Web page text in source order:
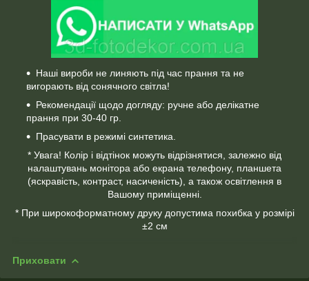
Наші вироби не линяють під час прання та не
вигорають від сонячного світла!
Рекомендації щодо догляду: ручне або делікатне
прання при 30-40 гр.
Прасувати в режимі синтетика.
* Увага! Колір і відтінок можуть відрізнятися, залежно від
налаштувань монітора або екрана телефону, планшета
(яскравість, контраст, насиченість), а також освітлення в
Вашому приміщенні.
* При широкоформатному друку допустима похибка у розмірі
±2 см
Приховати